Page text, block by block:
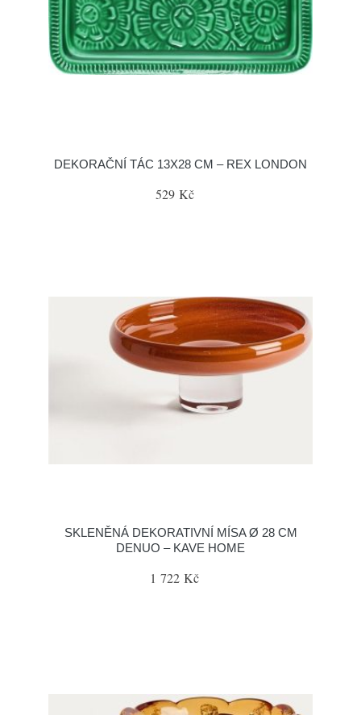
DEKORAČNÍ TÁC 13X28 CM – REX LONDON
529 Kč
SKLENĚNÁ DEKORATIVNÍ MÍSA Ø 28 CM
DENUO – KAVE HOME
1 722 Kč